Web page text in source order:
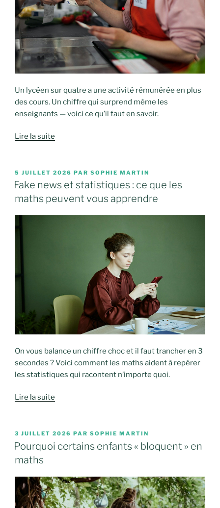
Un lycéen sur quatre a une activité rémunérée en plus
des cours. Un chiffre qui surprend même les
enseignants — voici ce qu’il faut en savoir.
Lire la suite
PUBLIÉ
LE
5 JUILLET 2026 PAR SOPHIE MARTIN
Fake news et statistiques : ce que les
maths peuvent vous apprendre
On vous balance un chiffre choc et il faut trancher en 3
secondes ? Voici comment les maths aident à repérer
les statistiques qui racontent n’importe quoi.
Lire la suite
PUBLIÉ
LE
3 JUILLET 2026 PAR SOPHIE MARTIN
Pourquoi certains enfants « bloquent » en
maths